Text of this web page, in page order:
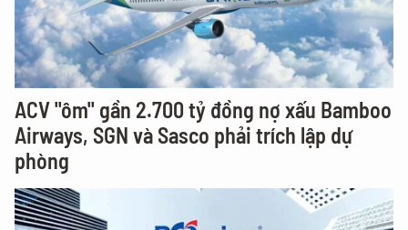
ACV "ôm" gần 2.700 tỷ đồng nợ xấu Bamboo
Airways, SGN và Sasco phải trích lập dự
phòng